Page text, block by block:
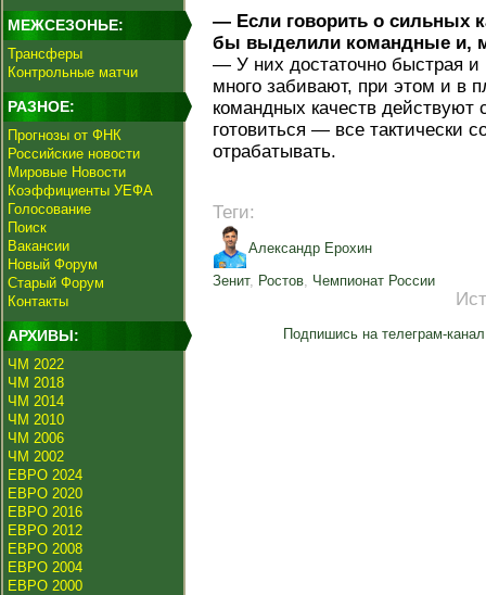
МЕЖСЕЗОНЬЕ:
Трансферы
Контрольные матчи
РАЗНОЕ:
Прогнозы от ФНК
Российские новости
Мировые Новости
Коэффициенты УЕФА
Голосование
Поиск
Вакансии
Новый Форум
Старый Форум
Контакты
АРХИВЫ:
ЧМ 2022
ЧМ 2018
ЧМ 2014
ЧМ 2010
ЧМ 2006
ЧМ 2002
ЕВРО 2024
ЕВРО 2020
ЕВРО 2016
ЕВРО 2012
ЕВРО 2008
ЕВРО 2004
ЕВРО 2000
— Если говорить о сильных
бы выделили командные и,
— У них достаточно быстрая
много забивают, при этом и в
командных качеств действуют
готовиться — все тактически
отрабатывать.
Теги:
Александр Ерохин
Зенит, Ростов, Чемпионат России
Подпишись на телеграм-